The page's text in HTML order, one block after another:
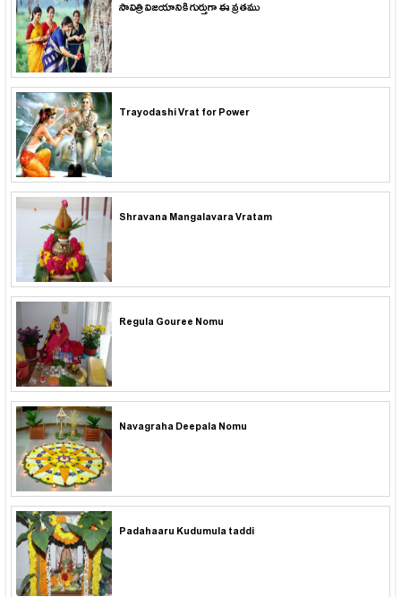
సావిత్రి విజయానికి గుర్తుగా ఈ వ్రతము
Trayodashi Vrat for Power
Shravana Mangalavara Vratam
Regula Gouree Nomu
Navagraha Deepala Nomu
Padahaaru Kudumula taddi